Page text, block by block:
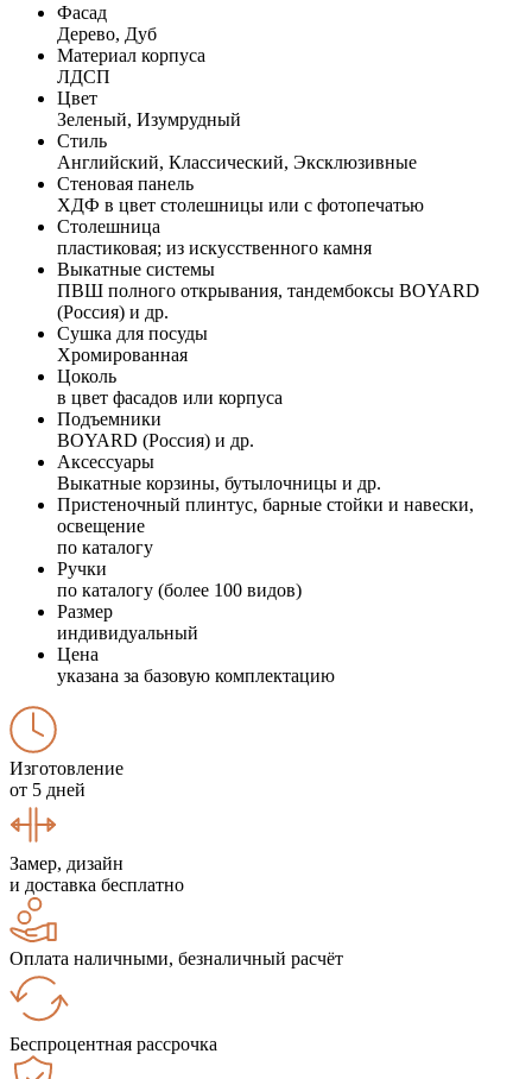
Фасад
Дерево, Дуб
Материал корпуса
ЛДСП
Цвет
Зеленый, Изумрудный
Стиль
Английский, Классический, Эксклюзивные
Стеновая панель
ХДФ в цвет столешницы или с фотопечатью
Столешница
пластиковая; из искусственного камня
Выкатные системы
ПВШ полного открывания, тандембоксы BOYARD
(Россия) и др.
Сушка для посуды
Хромированная
Цоколь
в цвет фасадов или корпуса
Подъемники
BOYARD (Россия) и др.
Аксессуары
Выкатные корзины, бутылочницы и др.
Пристеночный плинтус, барные стойки и навески,
освещение
по каталогу
Ручки
по каталогу (более 100 видов)
Размер
индивидуальный
Цена
указана за базовую комплектацию
Изготовление
от 5 дней
Замер, дизайн
и доставка бесплатно
Оплата наличными, безналичный расчёт
Беспроцентная рассрочка